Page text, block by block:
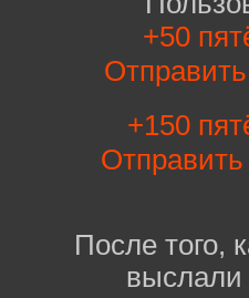
+50
+150
После того,
выслали